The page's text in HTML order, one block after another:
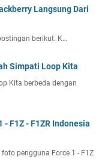
Langsung Dari
berikut: K…
Simpati Loop Kita
Kita berbeda dengan
F1Z - F1ZR Indonesia
pengguna Force 1 - F1Z